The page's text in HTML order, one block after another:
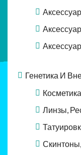
Генетика И
Косметика
Линзы,